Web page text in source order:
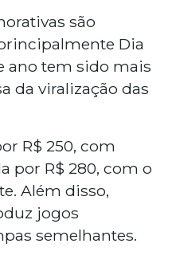
são
Dia
ano tem sido mais
da viralização das
R$ 250, com
por R$ 280, com o
Além disso,
jogos
semelhantes.